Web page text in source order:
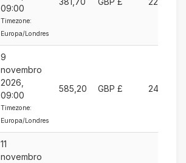
09:00
Timezone:
Europa/Londres
9
novembro
2026,
09:00
Timezone:
Europa/Londres
585,20 GBP £ 24
11
novembro